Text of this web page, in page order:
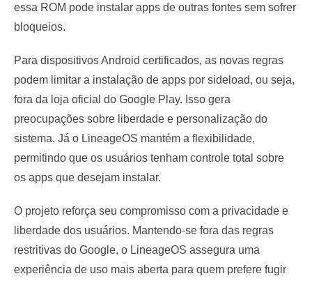
essa ROM pode instalar apps de outras fontes sem sofrer
bloqueios.
Para dispositivos Android certificados, as novas regras
podem limitar a instalação de apps por sideload, ou seja,
fora da loja oficial do Google Play. Isso gera
preocupações sobre liberdade e personalização do
sistema. Já o LineageOS mantém a flexibilidade,
permitindo que os usuários tenham controle total sobre
os apps que desejam instalar.
O projeto reforça seu compromisso com a privacidade e
liberdade dos usuários. Mantendo-se fora das regras
restritivas do Google, o LineageOS assegura uma
experiência de uso mais aberta para quem prefere fugir